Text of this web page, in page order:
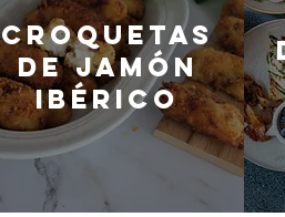
Croquetas
de jamón
ibérico